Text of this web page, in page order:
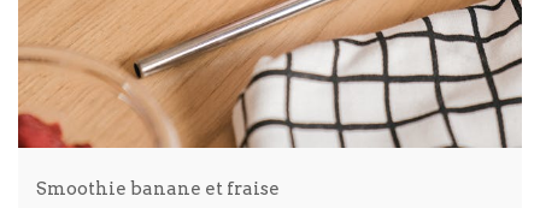
Smoothie banane et fraise